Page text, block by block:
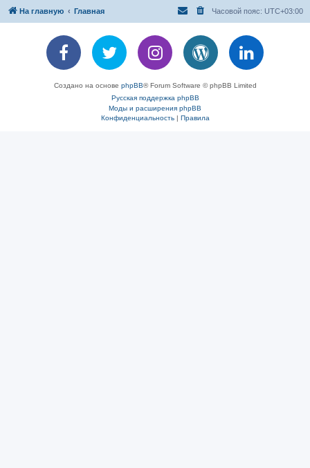
На главную Главная Часовой пояс: UTC+03:00
Создано на основе phpBB® Forum Software © phpBB Limited
Русская поддержка phpBB
Моды и расширения phpBB
Конфиденциальность| Правила